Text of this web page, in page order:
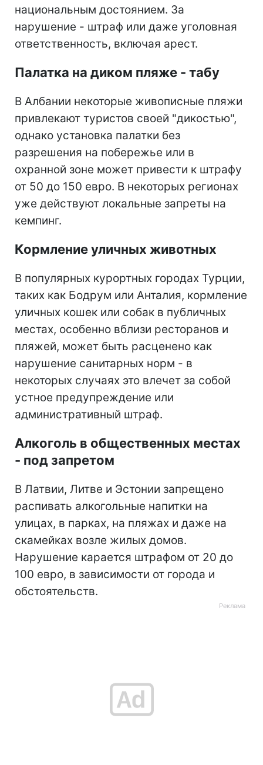
национальным достоянием. За
нарушение - штраф или даже уголовная
ответственность, включая арест.
Палатка на диком пляже - табу
В Албании некоторые живописные пляжи
привлекают туристов своей "дикостью",
однако установка палатки без
разрешения на побережье или в
охранной зоне может привести к штрафу
от 50 до 150 евро. В некоторых регионах
уже действуют локальные запреты на
кемпинг.
Кормление уличных животных
В популярных курортных городах Турции,
таких как Бодрум или Анталия, кормление
уличных кошек или собак в публичных
местах, особенно вблизи ресторанов и
пляжей, может быть расценено как
нарушение санитарных норм - в
некоторых случаях это влечет за собой
устное предупреждение или
административный штраф.
Алкоголь в общественных местах
- под запретом
В Латвии, Литве и Эстонии запрещено
распивать алкогольные напитки на
улицах, в парках, на пляжах и даже на
скамейках возле жилых домов.
Нарушение карается штрафом от 20 до
100 евро, в зависимости от города и
обстоятельств.